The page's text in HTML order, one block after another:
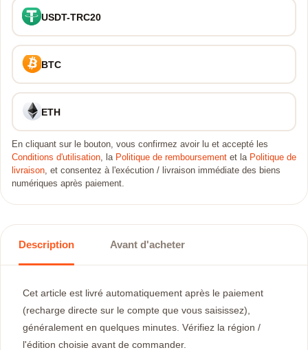
USDT-TRC20
BTC
ETH
En cliquant sur le bouton, vous confirmez avoir lu et accepté les
Conditions d'utilisation, la Politique de remboursement et la Politique de
livraison, et consentez à l'exécution / livraison immédiate des biens
numériques après paiement.
Description Avant d'acheter
Cet article est livré automatiquement après le paiement
(recharge directe sur le compte que vous saisissez),
généralement en quelques minutes. Vérifiez la région /
l'édition choisie avant de commander.